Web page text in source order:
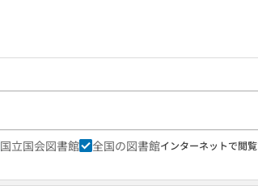
国立国会図書館 全国の図書館インターネットで閲